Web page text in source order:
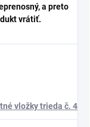
a preto
vrátiť.
vložky trieda č. 4